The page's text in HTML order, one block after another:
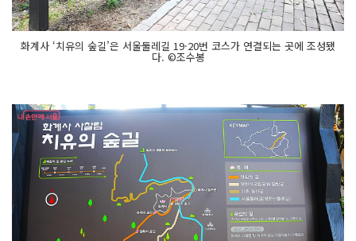
화계사 ‘치유의 숲길’은 서울둘레길 19·20번 코스가 연결되는 곳에 조성됐
다. ©조수봉